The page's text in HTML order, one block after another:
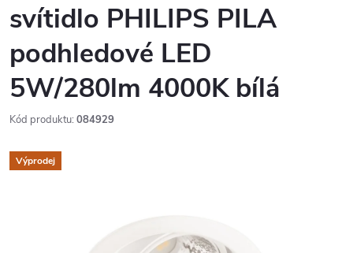
svítidlo PHILIPS PILA
podhledové LED
5W/280lm 4000K bílá
Kód produktu: 084929
Výprodej